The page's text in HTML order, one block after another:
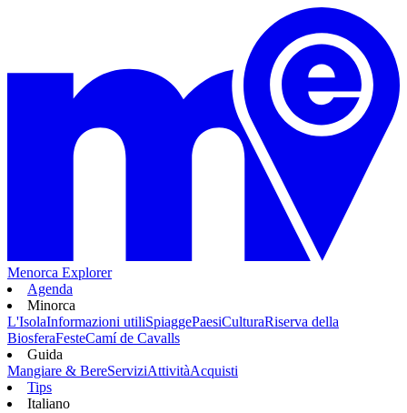
Menorca Explorer
Agenda
Minorca
L'IsolaInformazioni utiliSpiaggePaesiCulturaRiserva della
BiosferaFesteCamí de Cavalls
Guida
Mangiare & BereServiziAttivitàAcquisti
Tips
Italiano